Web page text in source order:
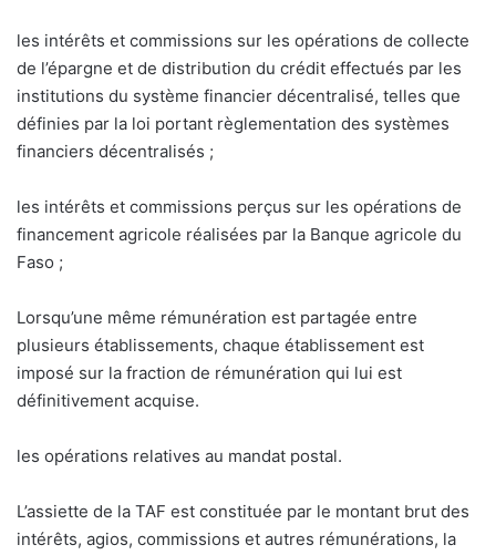
les intérêts et commissions sur les opérations de collecte
de l’épargne et de distribution du crédit effectués par les
institutions du système financier décentralisé, telles que
définies par la loi portant règlementation des systèmes
financiers décentralisés ;
les intérêts et commissions perçus sur les opérations de
financement agricole réalisées par la Banque agricole du
Faso ;
Lorsqu’une même rémunération est partagée entre
plusieurs établissements, chaque établissement est
imposé sur la fraction de rémunération qui lui est
définitivement acquise.
les opérations relatives au mandat postal.
L’assiette de la TAF est constituée par le montant brut des
intérêts, agios, commissions et autres rémunérations, la